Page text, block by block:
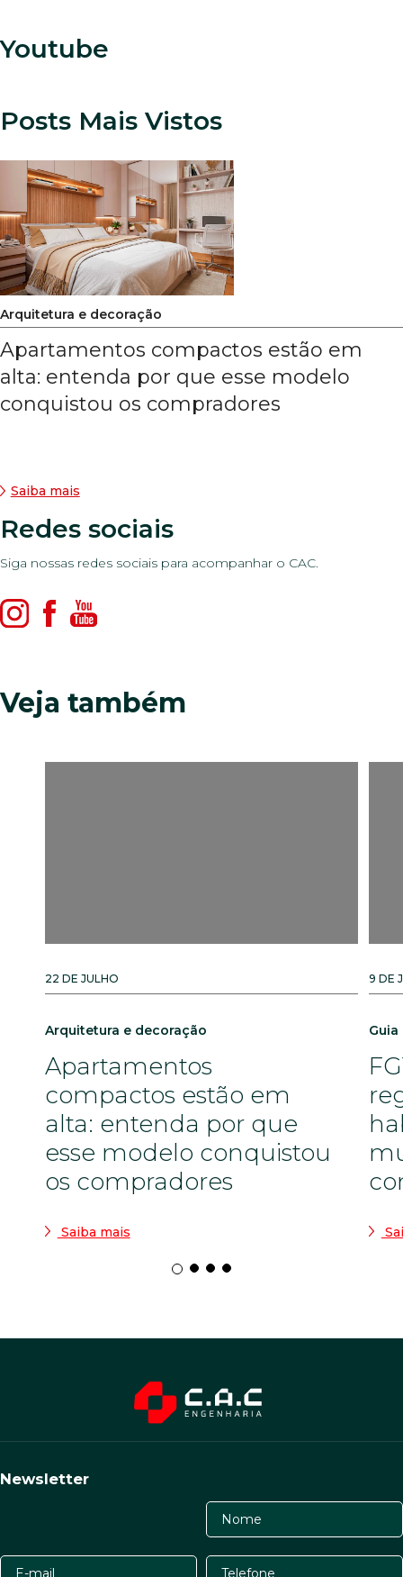
Youtube
Posts Mais Vistos
Arquitetura e decoração
Apartamentos compactos estão em
alta: entenda por que esse modelo
conquistou os compradores
Saiba mais
Redes sociais
Siga nossas redes sociais para acompanhar o CAC.
Veja também
22 DE JULHO
Arquitetura e decoração
Apartamentos
compactos estão em
alta: entenda por que
esse modelo conquistou
os compradores
Saiba mais
9 DE
Newsletter